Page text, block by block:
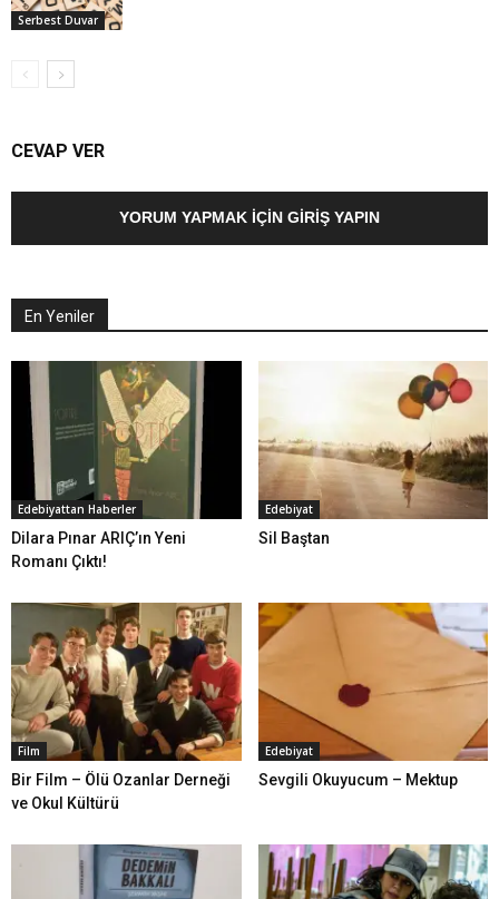
Serbest Duvar
CEVAP VER
YORUM YAPMAK İÇIN GIRIŞ YAPIN
En Yeniler
Edebiyattan Haberler
Dilara Pınar ARIÇ’ın Yeni
Romanı Çıktı!
Edebiyat
Sil Baştan
Film
Bir Film – Ölü Ozanlar Derneği
ve Okul Kültürü
Edebiyat
Sevgili Okuyucum – Mektup